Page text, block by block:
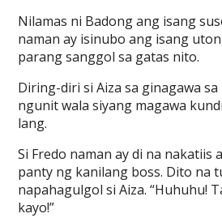
Nilamas ni Badong ang isang
naman ay isinubo ang isang
parang sanggol sa gatas nito.
Diring-diri si Aiza sa ginagawa
ngunit wala siyang magawa
lang.
Si Fredo naman ay di na nakatiis
panty ng kanilang boss. Dito na
napahagulgol si Aiza. “Huhuhu!
kayo!”